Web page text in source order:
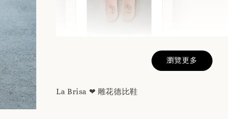
「購買前請務必閱讀
瀏覽更多
La Brisa ❤ 雕花德比鞋